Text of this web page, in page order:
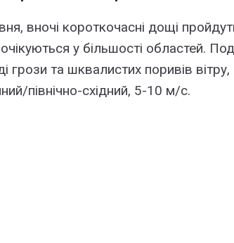
вночі короткочасні дощі
у більшості областей.
грози та шквалистих поривів
північно-східний, 5-10 м/с.